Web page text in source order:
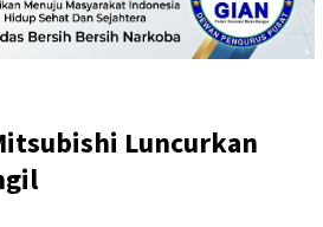
Luncurkan